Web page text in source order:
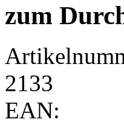
zum
2133
EAN: